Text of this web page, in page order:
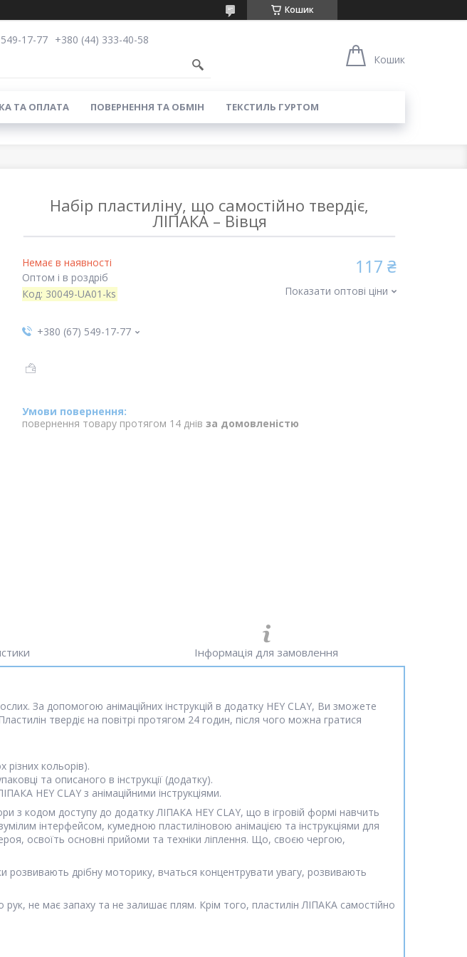
Кошик
17-77 +380 (44) 333-40-58
Кошик
ТА ОПЛАТА ПОВЕРНЕННЯ ТА ОБМІН ТЕКСТИЛЬ ГУРТОМ
Набір пластиліну, що самостійно твердіє,
ЛІПАКА – Вівця
Немає в наявності
Оптом і в роздріб
Код: 30049-UA01-ks
117 ₴
Показати оптові ціни
+380 (67) 549-17-77
повернення товару протягом 14 днів за домовленістю
Інформація для замовлення
За допомогою анімаційних інструкцій в додатку HEY CLAY, Ви зможете
твердіє на повітрі протягом 24 годин, після чого можна гратися
кольорів).
та описаного в інструкції (додатку).
HEY CLAY з анімаційними інструкціями.
з кодом доступу до додатку ЛІПАКА HEY CLAY, що в ігровій формі навчить
інтерфейсом, кумедною пластиліновою анімацією та інструкціями для
освоїть основні прийоми та техніки ліплення. Що, своєю чергою,
дрібну моторику, вчаться концентрувати увагу, розвивають
не має запаху та не залишає плям. Крім того, пластилін ЛІПАКА самостійно